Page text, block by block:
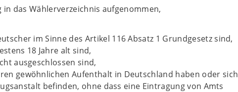
in das Wählerverzeichnis aufgenommen,
im Sinne des Artikel 116 Absatz 1 Grundgesetz sind,
18 Jahre alt sind,
ausgeschlossen sind,
gewöhnlichen Aufenthalt in Deutschland haben oder sich
befinden, ohne dass eine Eintragung von Amts